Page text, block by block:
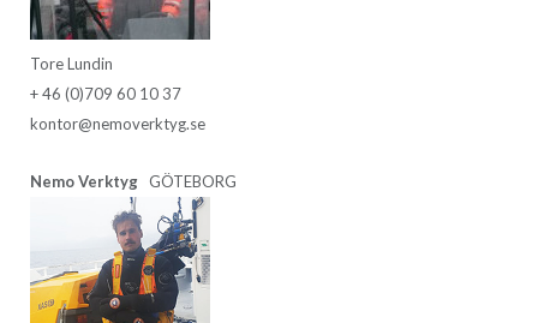
Tore Lundin
+ 46 (0)709 60 10 37
kontor@nemoverktyg.se
Nemo VerktygGÖTEBORG